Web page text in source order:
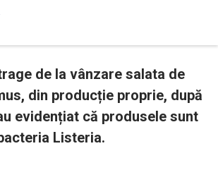
de la vânzare salata de
din producție proprie, după
evidențiat că produsele sunt
Listeria.